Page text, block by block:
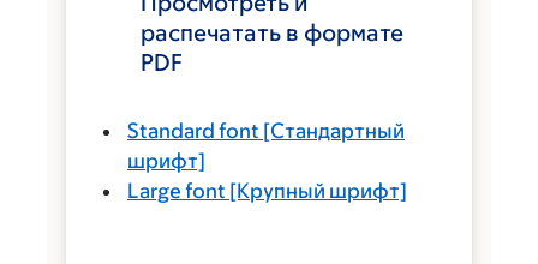
распечатать в формате
PDF
Standard font [Стандартный
шрифт]
Large font [Крупный шрифт]